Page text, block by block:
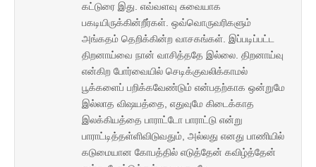
கட்டுரை இது. எவ்வளவு சுவையாக
பகடியிருக்கின்றீர்கள். ஒவ்வொருவரிகளும்
அங்கதம் தெறிக்கின்ற வாசகங்கள். இப்படிப்பட்ட
திறனாய்வை நான் வாசித்ததே இல்லை. திறனாய்வு
என்கிற போர்வையில் செடிக்குவலிக்காமல்
பூக்களைப் பறிக்கவேண்டும் என்பதற்காக ஒன்றுமே
இல்லாத விஷயத்தை, எதுவுமே கிடைக்காத
இலக்கியத்தை பாராட்டோ பாராட்டு என்று
பாராட்டித்தள்ளிவிடுவதும், அல்லது எனது பாணியில்
கடுமையான கோபத்தில் எடுத்தேன் கவிழ்த்தேன்